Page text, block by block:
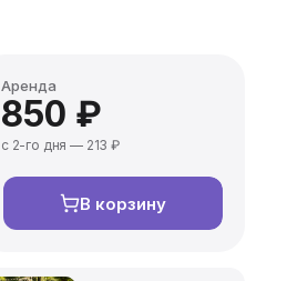
Аренда
850 ₽
с 2-го дня — 213 ₽
В корзину